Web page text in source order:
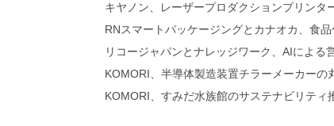
キヤノン、レーザープロダクションプリンタ
RNスマートパッケージングとカナオカ、食
リコージャパンとナレッジワーク、AIによる
KOMORI、半導体製造装置チラーメーカーの
KOMORI、すみだ水族館のサステナビリティ